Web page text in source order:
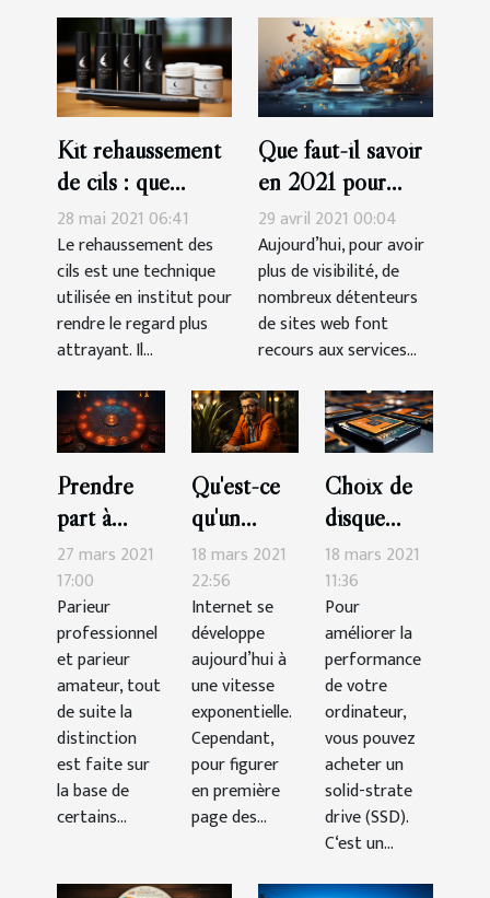
Kit rehaussement
de cils : que
retenir ?
28 mai 2021 06:41
Le rehaussement des
cils est une technique
utilisée en institut pour
rendre le regard plus
attrayant. Il...
Que faut-il savoir
en 2021 pour
rédiger facilement
un bon contenu
SEO ?
29 avril 2021 00:04
Aujourd’hui, pour avoir
plus de visibilité, de
nombreux détenteurs
de sites web font
recours aux services...
Prendre
part à
Sorcier
Pronos :
comment
ça marche
?
27 mars 2021
17:00
Parieur
professionnel
et parieur
amateur, tout
de suite la
distinction
est faite sur
la base de
certains...
Qu'est-ce
qu'un
consultant
SEO ?
18 mars 2021
22:56
Internet se
développe
aujourd’hui à
une vitesse
exponentielle.
Cependant,
pour figurer
en première
page des...
Choix de
disque
SSD :
comment
s’y prendre
?
18 mars 2021
11:36
Pour
améliorer la
performance
de votre
ordinateur,
vous pouvez
acheter un
solid-strate
drive (SSD).
C‘est un...